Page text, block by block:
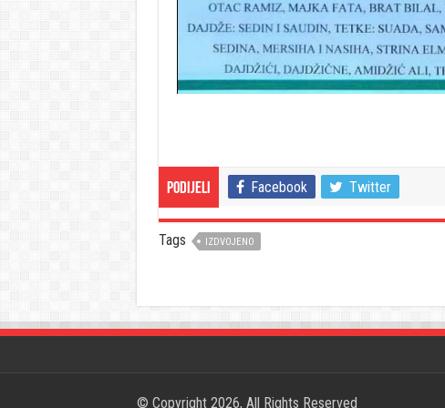
Podijeli Facebook Twitter
Tags IZDVOJENO
© Copyright 2026, All Rights Reserved